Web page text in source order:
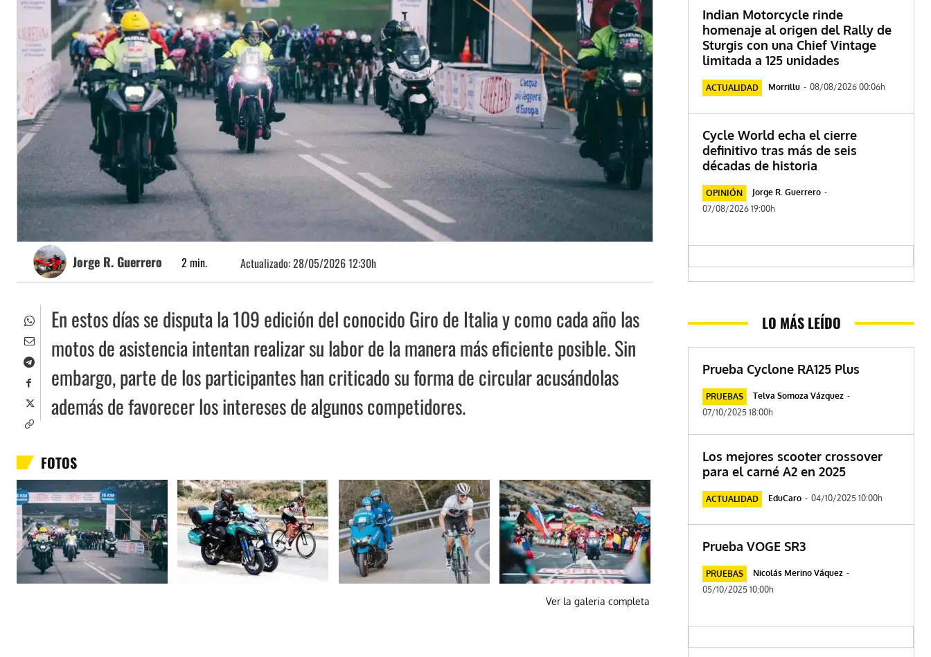
Jorge R. Guerrero 2 min. Actualizado:28/05/2026 12:30h
En estos días se disputa la 109 edición del conocido Giro de Italia y como cada año las
motos de asistencia intentan realizar su labor de la manera más eficiente posible. Sin
embargo, parte de los participantes han criticado su forma de circular acusándolas
además de favorecer los intereses de algunos competidores.
FOTOS
Ver la galeria completa
Indian Motorcycle rinde
homenaje al origen del Rally de
Sturgis con una Chief Vintage
limitada a 125 unidades
ACTUALIDAD Morrillu - 08/08/2026 00:06h
Cycle World echa el cierre
definitivo tras más de seis
décadas de historia
OPINIÓN Jorge R. Guerrero -
07/08/2026 19:00h
LO MÁS LEÍDO
Prueba Cyclone RA125 Plus
PRUEBAS Telva Somoza Vázquez -
07/10/2025 18:00h
Los mejores scooter crossover
para el carné A2 en 2025
ACTUALIDAD EduCaro - 04/10/2025 10:00h
Prueba VOGE SR3
PRUEBAS Nicolás Merino Váquez -
05/10/2025 10:00h